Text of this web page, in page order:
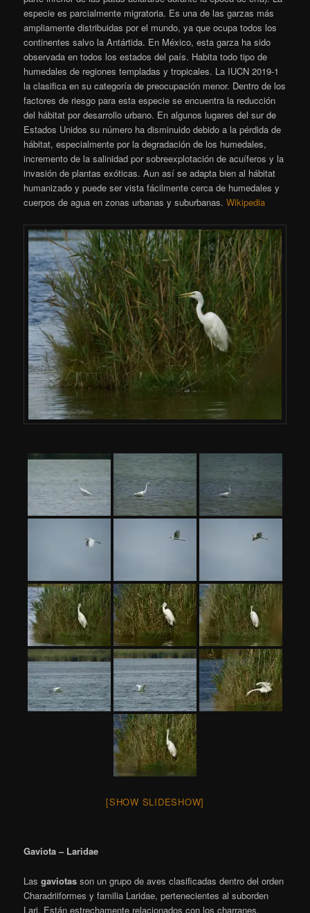
especie es parcialmente migratoria. Es una de las garzas más
ampliamente distribuidas por el mundo, ya que ocupa todos los
continentes salvo la Antártida. En México, esta garza ha sido
observada en todos los estados del país. Habita todo tipo de
humedales de regiones templadas y tropicales. La IUCN 2019-1
la clasifica en su categoría de preocupación menor. Dentro de los
factores de riesgo para esta especie se encuentra la reducción
del hábitat por desarrollo urbano. En algunos lugares del sur de
Estados Unidos su número ha disminuido debido a la pérdida de
hábitat, especialmente por la degradación de los humedales,
incremento de la salinidad por sobreexplotación de acuíferos y la
invasión de plantas exóticas. Aun así se adapta bien al hábitat
humanizado y puede ser vista fácilmente cerca de humedales y
cuerpos de agua en zonas urbanas y suburbanas.Wikipedia
[SHOW SLIDESHOW]
Gaviota – Laridae
Lasgaviotas son un grupo de aves clasificadas dentro del orden
Charadriiformes y familia Laridae, pertenecientes al suborden
Lari. Están estrechamente relacionados con los charranes,